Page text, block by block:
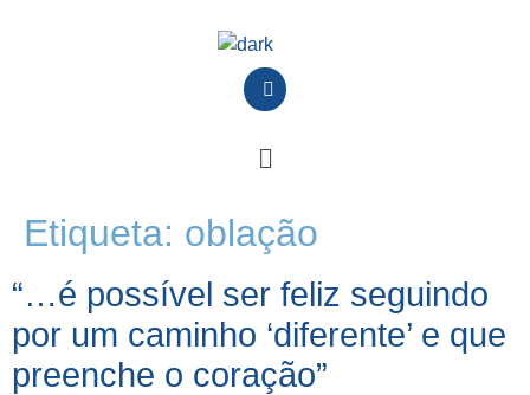
Etiqueta: oblação
“…é possível ser feliz seguindo
por um caminho ‘diferente’ e que
preenche o coração”